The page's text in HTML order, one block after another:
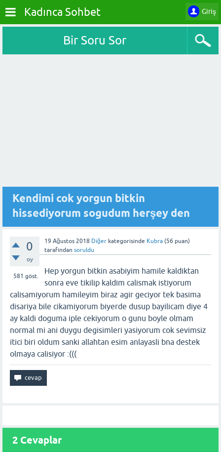
Giriş
Kadınca Sohbet
Bir Soru Sor
Kendimi cok yorgun bitkin
hissediyorum sogudum herşey den
0
oy
581 göst.
19 Ağustos 2018 Diğer kategorisinde Kubra (56 puan)
tarafından soruldu
Hep yorgun bitkin asabiyim hamile kaldiktan
sonra eve tikilip kaldim calismak istiyorum
calisamiyorum hamileyim biraz agir geciyor tek basima
disariya bile cikamiyorum biyerde dusup bayilicam diye 4
ay kaldi doguma iple cekiyorum o gunu boyle olmam
normal mi ani duygu degisimleri yasiyorum cok sevimsiz
itici biri oldum sanki allahtan esim anlayasli bna destek
olmaya calisiyor :(((
2 Cevaplar